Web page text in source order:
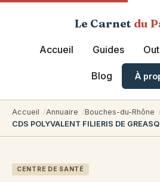
Le Carnet du
Accueil Guides
Blog À
Accueil Annuaire
Bouches-du-Rhône
CDS POLYVALENT FILIERIS DE
CENTRE DE SANTÉ